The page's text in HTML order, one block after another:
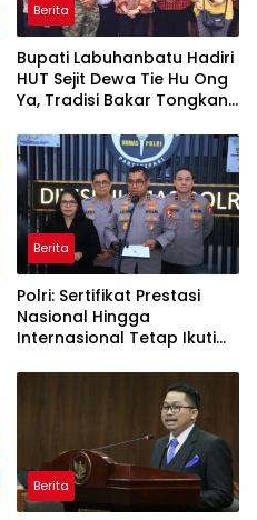
Berita
Bupati Labuhanbatu Hadiri
HUT Sejit Dewa Tie Hu Ong
Ya, Tradisi Bakar Tongkang
Berita
Polri: Sertifikat Prestasi
Nasional Hingga
Internasional Tetap Ikuti
Rekrutmen Polri
Berita